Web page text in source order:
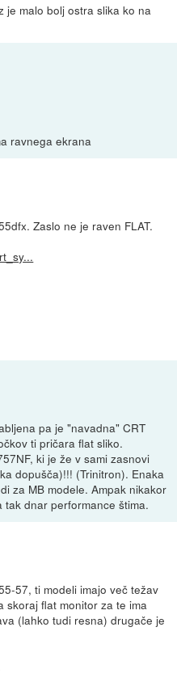
je malo bolj ostra slika ko na
ravnega ekrana
Zaslo ne je raven FLAT.
pa je "navadna" CRT
ti pričara flat sliko.
ki je že v sami zasnovi
dopušča)!!! (Trinitron). Enaka
za MB modele. Ampak nikakor
dnar performance štima.
57, ti modeli imajo več težav
skoraj flat monitor za te ima
(lahko tudi resna) drugače je